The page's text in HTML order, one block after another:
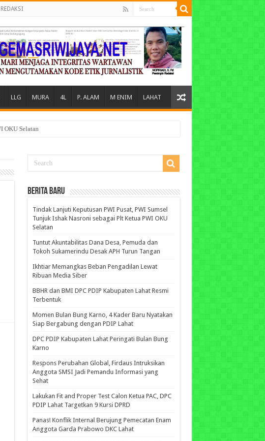
REDAKSI
LLG MURA 4L P. ALAM M ENIM LAHAT
BERITA BARU
Tindak Lanjuti Keputusan PWI Pusat, PWI Sumsel
Tunjuk Ishak Nasroni sebagai Plt Ketua PWI OKU
Selatan
Tuntut Akuntabilitas Dana Desa, Pemuda dan
Tokoh Sukamerindu Desak APH Turun Tangan
Ikhtiar Memangkas Beban Pengadilan Lewat
Ribuan Media Siber
BBHR dan BMI DPC PDIP Kabupaten Lahat Resmi
Terbentuk
Momen Bulan Bung Karno, 4 Kader Baru Nyatakan
Siap Bergabung dengan PDIP Lahat
DPC PDIP Kabupaten Lahat Peringati Bulan Bung
Karno
Respons Perubahan Global, Firdaus Intruksikan
Anggota SMSI Jadi Pemandu Informasi yang
Sehat
Lakukan Fit and Proper Test Calon Ketua PAC, DPC
PDIP Lahat Targetkan 9 Kursi DPRD
Panas! Konflik Internal Berujung Pemecatan Enam
Anggota Garda Prabowo DKC Lahat